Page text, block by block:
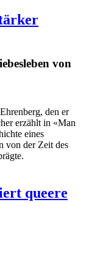
von
den er
erzählt in «Man
eines
von der Zeit des
queere